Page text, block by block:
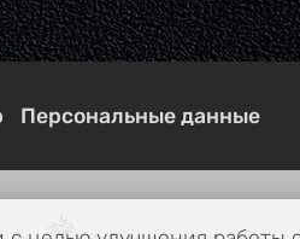
Персональные данные